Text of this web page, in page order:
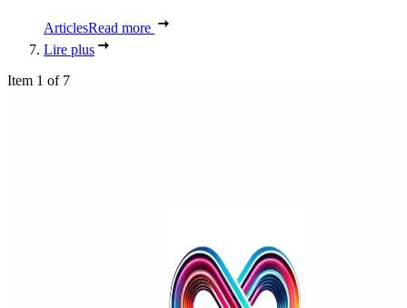
ArticlesRead more
Lire plus
Item 1 of 7